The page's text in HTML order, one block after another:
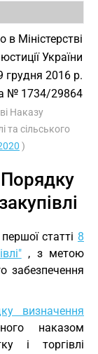
Міністерстві
юстиції України
грудня 2016 р.
№ 1734/29864
Наказу
та сільського
)
статті 8
, з метою
забезпечення
визначення
наказом
і торгівлі